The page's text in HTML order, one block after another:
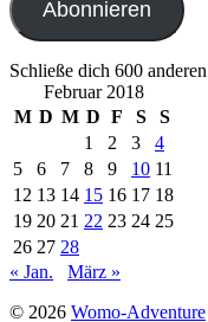
Abonnieren
Schließe dich 600
Februar 2018
M D M D F S
S
1
2 3
4
5
6 7 8 9 10 11
12 13 14 15 16 17 18
19 20 21 22 23 24 25
26 27 28
« Jan.
März »
© 2026 Womo-Adventure